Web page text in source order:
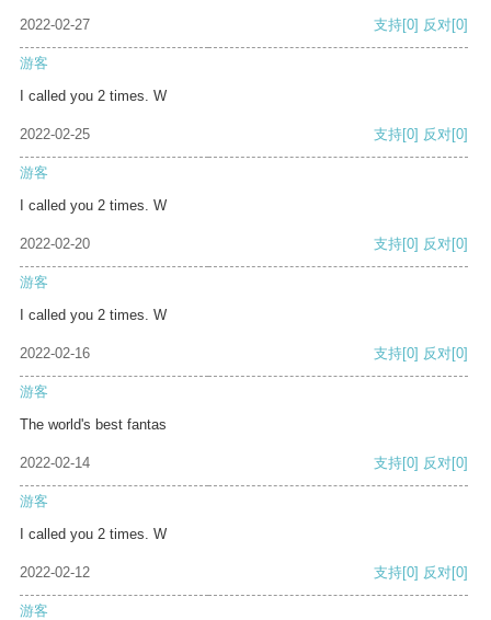
2022-02-27 支持[0] 反对[0]
游客
I called you 2 times. W
2022-02-25 支持[0] 反对[0]
游客
I called you 2 times. W
2022-02-20 支持[0] 反对[0]
游客
I called you 2 times. W
2022-02-16 支持[0] 反对[0]
游客
The world's best fantas
2022-02-14 支持[0] 反对[0]
游客
I called you 2 times. W
2022-02-12 支持[0] 反对[0]
游客